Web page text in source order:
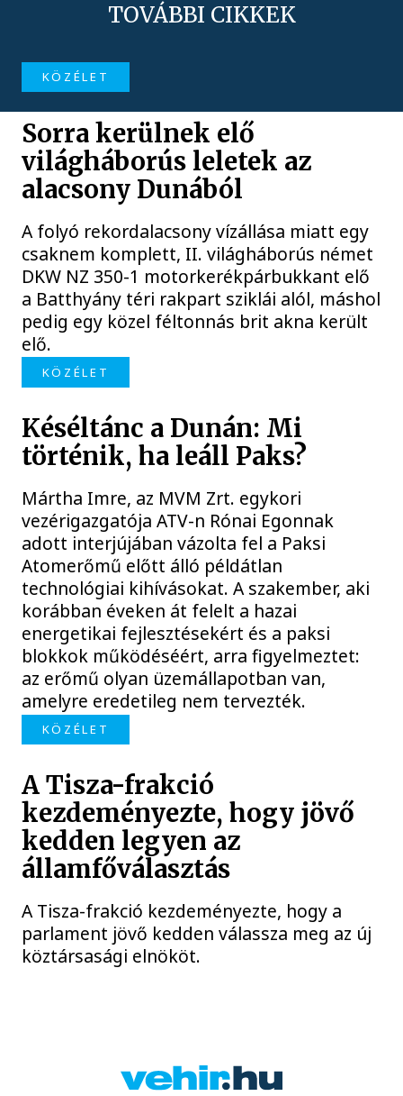
TOVÁBBI CIKKEK
KÖZÉLET
Sorra kerülnek elő
világháborús leletek az
alacsony Dunából
A folyó rekordalacsony vízállása miatt egy
csaknem komplett, II. világháborús német
DKW NZ 350-1 motorkerékpárbukkant elő
a Batthyány téri rakpart sziklái alól, máshol
pedig egy közel féltonnás brit akna került
elő.
KÖZÉLET
Késéltánc a Dunán: Mi
történik, ha leáll Paks?
Mártha Imre, az MVM Zrt. egykori
vezérigazgatója ATV-n Rónai Egonnak
adott interjújában vázolta fel a Paksi
Atomerőmű előtt álló példátlan
technológiai kihívásokat. A szakember, aki
korábban éveken át felelt a hazai
energetikai fejlesztésekért és a paksi
blokkok működéséért, arra figyelmeztet:
az erőmű olyan üzemállapotban van,
amelyre eredetileg nem tervezték.
KÖZÉLET
A Tisza-frakció
kezdeményezte, hogy jövő
kedden legyen az
államfőválasztás
A Tisza-frakció kezdeményezte, hogy a
parlament jövő kedden válassza meg az új
köztársasági elnököt.